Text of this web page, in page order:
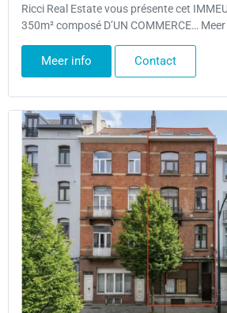
Ricci Real Estate vous présente cet
350m² composé D’UN COMMERCE…
Meer info Contact